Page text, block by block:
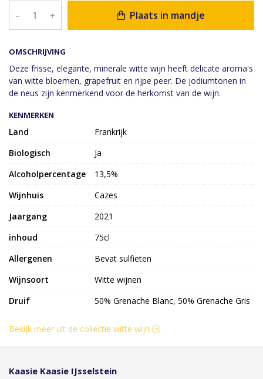
OMSCHRIJVING
Deze frisse, elegante, minerale witte wijn heeft delicate aroma's
van witte bloemen, grapefruit en rijpe peer. De jodiumtonen in
de neus zijn kenmerkend voor de herkomst van de wijn.
– + Plaats in mandje
KENMERKEN
Land
Frankrijk
Biologisch
Ja
Alcoholpercentage
13,5%
Wijnhuis
Cazes
Jaargang
2021
inhoud
75cl
Allergenen
Bevat sulfieten
Wijnsoort
Witte wijnen
Druif
50% Grenache Blanc, 50% Grenache Gris
Bekijk meer uit de collectie witte wijn
Kaasie Kaasie IJsselstein